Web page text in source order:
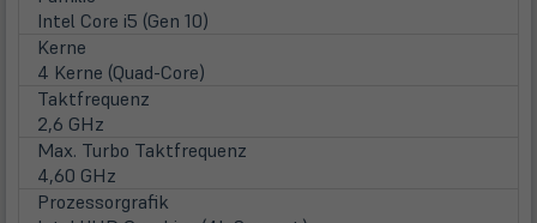
Intel Core i5 (Gen 10)
Kerne
4 Kerne (Quad-Core)
Taktfrequenz
2,6 GHz
Max. Turbo Taktfrequenz
4,60 GHz
Prozessorgrafik